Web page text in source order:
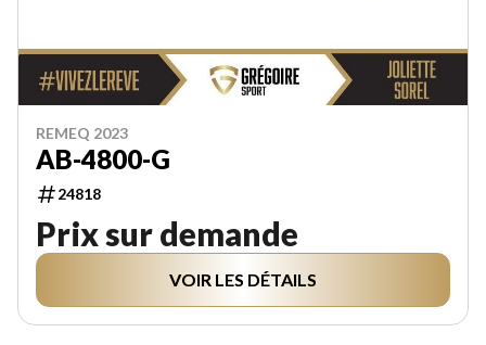
REMEQ 2023
AB-4800-G
24818
Prix sur demande
VOIR LES DÉTAILS